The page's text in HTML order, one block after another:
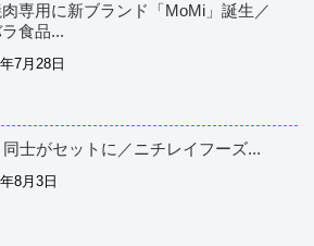
専用に新ブランド「MoMi」誕生／
食品...
7月28日
士がセットに／ニチレイフーズ...
8月3日